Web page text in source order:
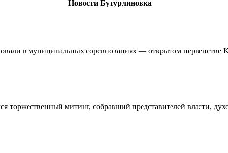
Новости Бутурлиновка
в муниципальных соревнованиях — открытом первенстве
торжественный митинг, собравший представителей власти,